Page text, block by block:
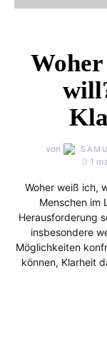
von
1
Woher weiß ich,
Menschen im
Herausforderung
insbesondere
Möglichkeiten
können, Klarheit